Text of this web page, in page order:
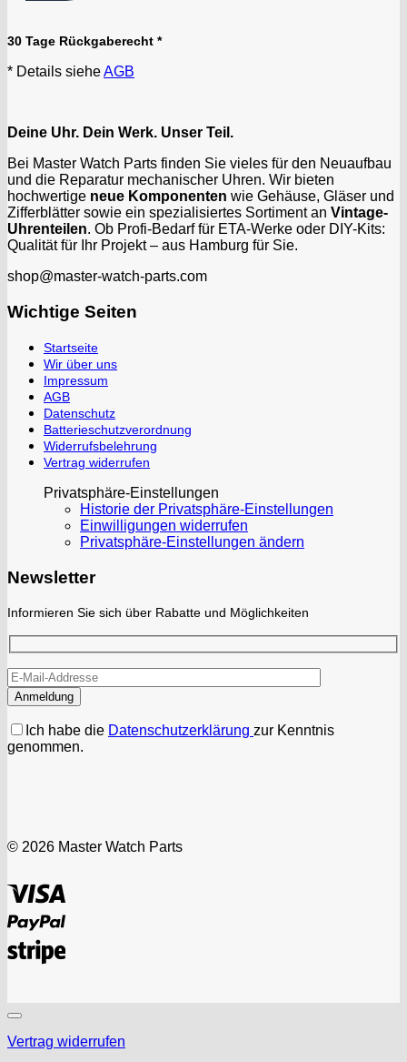
30 Tage Rückgaberecht *
* Details sieheAGB
Deine Uhr. Dein Werk. Unser Teil.
Bei Master Watch Parts finden Sie vieles für den Neuaufbau
und die Reparatur mechanischer Uhren. Wir bieten
hochwertige neue Komponenten wie Gehäuse, Gläser und
Zifferblätter sowie ein spezialisiertes Sortiment an Vintage-
Uhrenteilen. Ob Profi-Bedarf für ETA-Werke oder DIY-Kits:
Qualität für Ihr Projekt – aus Hamburg für Sie.
shop@master-watch-parts.com
Wichtige Seiten
Startseite
Wir über uns
Impressum
AGB
Datenschutz
Batterieschutzverordnung
Widerrufsbelehrung
Vertrag widerrufen
Privatsphäre-Einstellungen
Historie der Privatsphäre-Einstellungen
Einwilligungen widerrufen
Privatsphäre-Einstellungen ändern
Newsletter
Informieren Sie sich über Rabatte und Möglichkeiten
Ich habe die Datenschutzerklärung zur Kenntnis
genommen.
© 2026 Master Watch Parts
PayPal
Stripe
Vertrag widerrufen